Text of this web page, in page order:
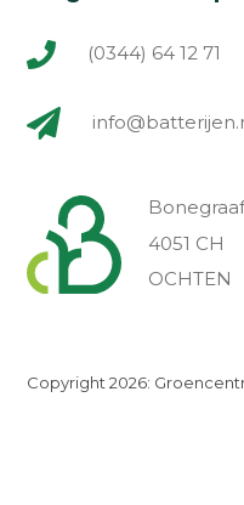
(0344) 64 12 71
4051 CH
OCHTEN
Copyright 2026: